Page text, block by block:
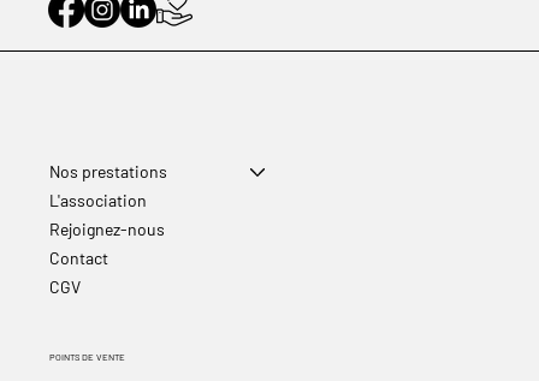
POINTS DE VENTE
Nos prestations
L'association
Rejoignez-nous
Contact
CGV